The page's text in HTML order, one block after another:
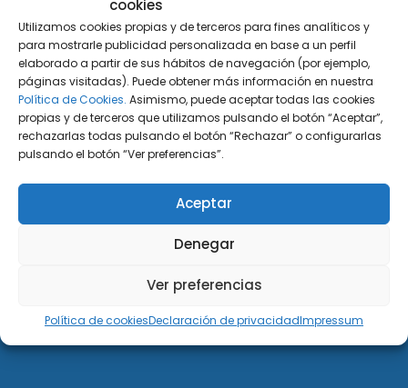
cookies
Utilizamos cookies propias y de terceros para fines analíticos y
para mostrarle publicidad personalizada en base a un perfil
elaborado a partir de sus hábitos de navegación (por ejemplo,
páginas visitadas). Puede obtener más información en nuestra
Política de Cookies. Asimismo, puede aceptar todas las cookies
propias y de terceros que utilizamos pulsando el botón “Aceptar”,
rechazarlas todas pulsando el botón “Rechazar” o configurarlas
pulsando el botón “Ver preferencias”.
Aceptar
Denegar
Ver preferencias
Política de cookiesDeclaración de privacidadImpressum
DiG ABOGADOS
DiG Abogados es un despacho de abogados
multidisciplinar especializado en las materias de
fiscalidad y mercantil. Llevamos más de 50 años al